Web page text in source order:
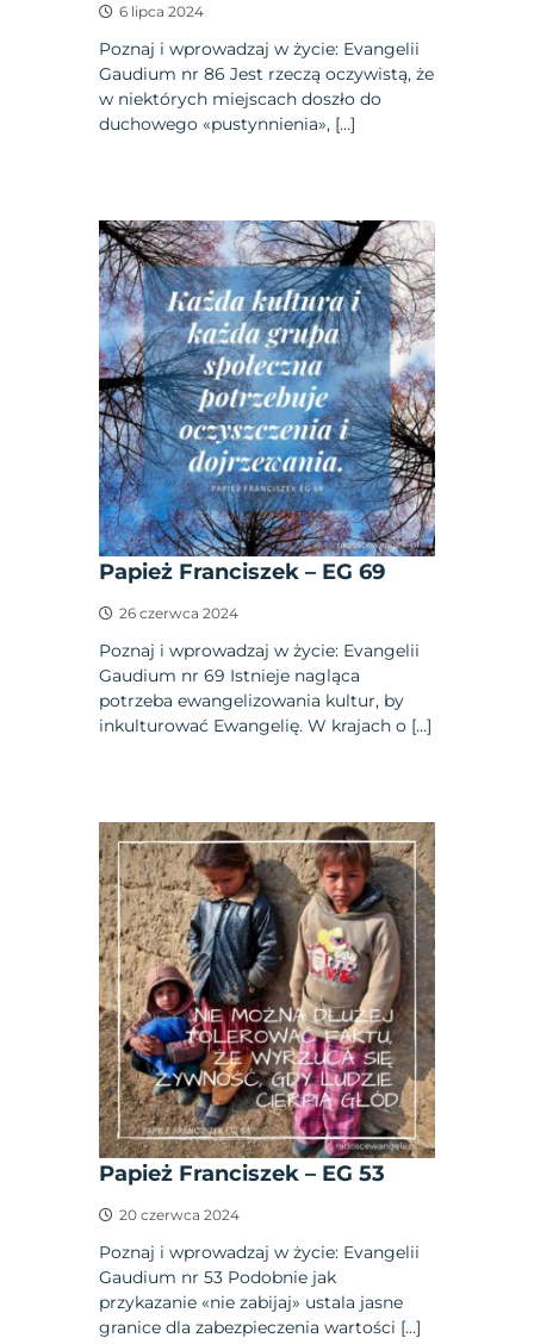
6 lipca 2024
Poznaj i wprowadzaj w życie: Evangelii
Gaudium nr 86 Jest rzeczą oczywistą, że
w niektórych miejscach doszło do
duchowego «pustynnienia», […]
Papież Franciszek – EG 69
26 czerwca 2024
Poznaj i wprowadzaj w życie: Evangelii
Gaudium nr 69 Istnieje nagląca
potrzeba ewangelizowania kultur, by
inkulturować Ewangelię. W krajach o […]
Papież Franciszek – EG 53
20 czerwca 2024
Poznaj i wprowadzaj w życie: Evangelii
Gaudium nr 53 Podobnie jak
przykazanie «nie zabijaj» ustala jasne
granice dla zabezpieczenia wartości […]